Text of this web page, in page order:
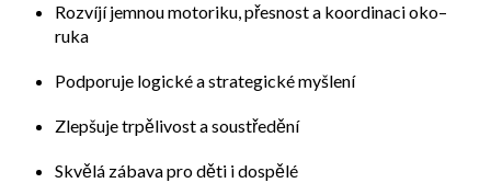
Rozvíjíjemnou motoriku, přesnost a koordinaci oko–
ruka
Podporuje logické a strategické myšlení
Zlepšujetrpělivost a soustředění
Skvělá zábava pro děti i dospělé